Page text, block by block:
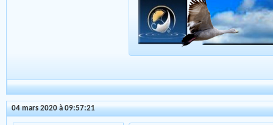
04 mars 2020 à 09:57:21